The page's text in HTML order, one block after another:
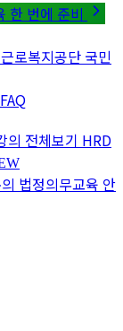
한 번에 준비
근로복지공단 국민
의 전체보기 HRD
법정의무교육 안